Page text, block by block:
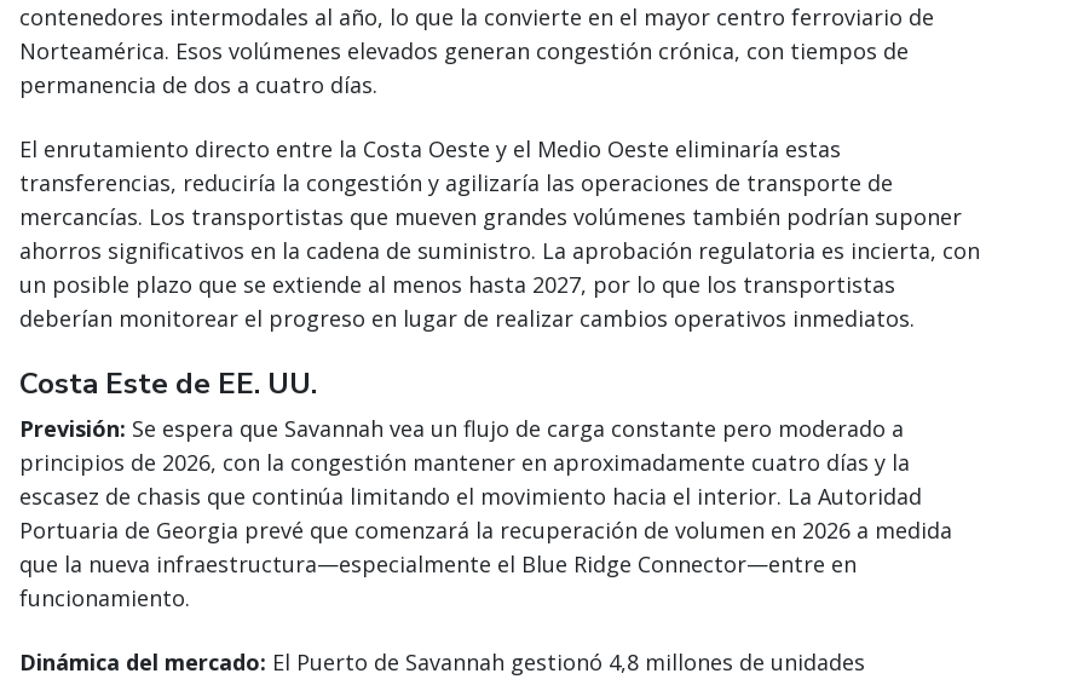
contenedores intermodales al año, lo que la convierte en el mayor centro ferroviario de
Norteamérica. Esos volúmenes elevados generan congestión crónica, con tiempos de
permanencia de dos a cuatro días.
El enrutamiento directo entre la Costa Oeste y el Medio Oeste eliminaría estas
transferencias, reduciría la congestión y agilizaría las operaciones de transporte de
mercancías. Los transportistas que mueven grandes volúmenes también podrían suponer
ahorros significativos en la cadena de suministro. La aprobación regulatoria es incierta, con
un posible plazo que se extiende al menos hasta 2027, por lo que los transportistas
deberían monitorear el progreso en lugar de realizar cambios operativos inmediatos.
Costa Este de EE. UU.
Previsión: Se espera que Savannah vea un flujo de carga constante pero moderado a
principios de 2026, con la congestión mantener en aproximadamente cuatro días y la
escasez de chasis que continúa limitando el movimiento hacia el interior. La Autoridad
Portuaria de Georgia prevé que comenzará la recuperación de volumen en 2026 a medida
que la nueva infraestructura—especialmente el Blue Ridge Connector—entre en
funcionamiento.
Dinámica del mercado: El Puerto de Savannah gestionó 4,8 millones de unidades